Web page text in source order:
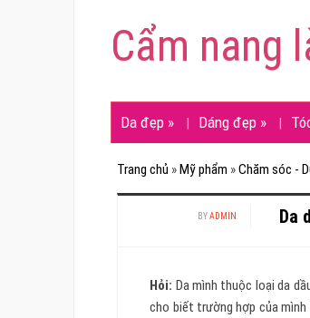
Cẩm nang
Da đẹp » Dáng đẹp »
Trang chủ »Mỹ phẩm »Chăm sóc -
BYADMIN Da
Hỏi: Da mình thuộc loại da
cho biết trường hợp của